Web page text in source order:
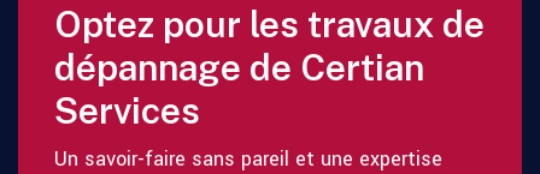
Optez pour les travaux de
dépannage de Certian
Services
Un savoir-faire sans pareil et une expertise